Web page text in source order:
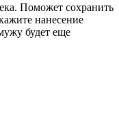
Поможет сохранить
нанесение
будет еще